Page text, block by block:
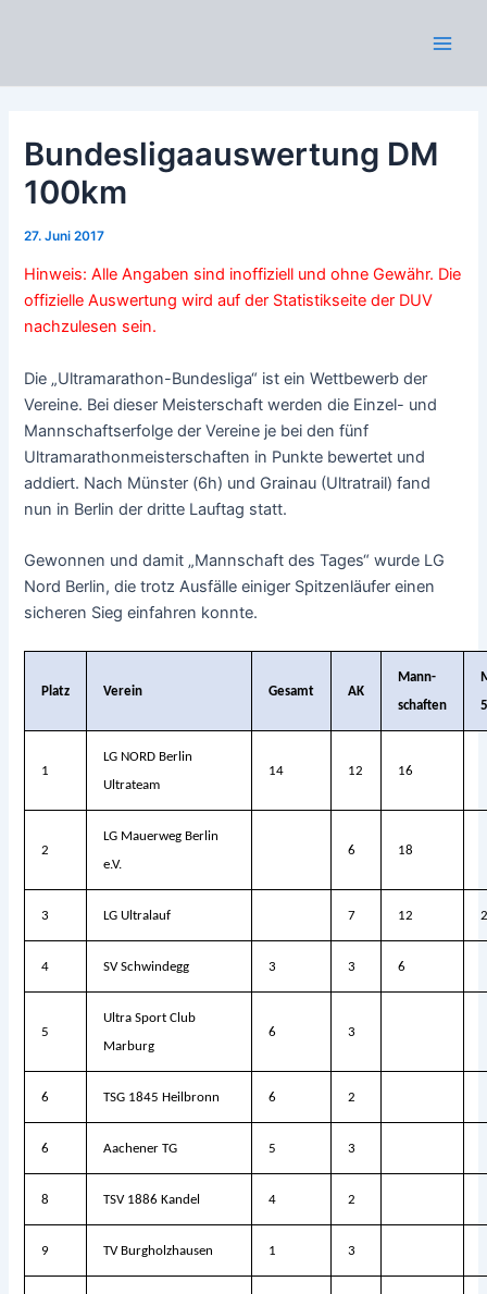
Bundesligaauswertung DM
100km
27. Juni 2017
Hinweis: Alle Angaben sind inoffiziell und ohne Gewähr. Die
offizielle Auswertung wird auf der Statistikseite der DUV
nachzulesen sein.
Die „Ultramarathon-Bundesliga“ ist ein Wettbewerb der
Vereine. Bei dieser Meisterschaft werden die Einzel- und
Mannschaftserfolge der Vereine je bei den fünf
Ultramarathonmeisterschaften in Punkte bewertet und
addiert. Nach Münster (6h) und Grainau (Ultratrail) fand
nun in Berlin der dritte Lauftag statt.
Gewonnen und damit „Mannschaft des Tages“ wurde LG
Nord Berlin, die trotz Ausfälle einiger Spitzenläufer einen
sicheren Sieg einfahren konnte.
Platz Verein Gesamt AK
Mann-
schaften
1
LG NORD Berlin
Ultrateam
14 12 16
2
LG Mauerweg Berlin
e.V.
6 18
3 LG Ultralauf 7 12
4 SV Schwindegg 3 3 6
5
Ultra Sport Club
Marburg
6 3
6 TSG 1845 Heilbronn 6 2
6 Aachener TG 5 3
8 TSV 1886 Kandel 4 2
9 TV Burgholzhausen 1 3